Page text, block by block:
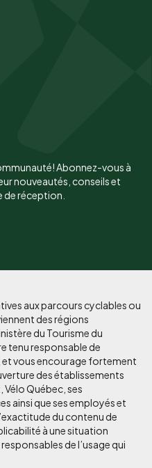
Abonnez-vous à
nouveautés, conseils et
réception.
aux parcours cyclables ou
des régions
du Tourisme du
tenu responsable de
vous encourage fortement
des établissements
Vélo Québec, ses
ainsi que ses employés et
du contenu de
à une situation
de l’usage qui